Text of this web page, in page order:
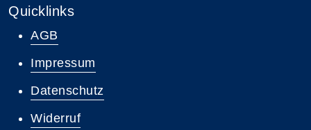
Quicklinks
AGB
Impressum
Datenschutz
Widerruf